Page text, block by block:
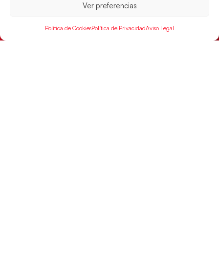
Ver preferencias
Política de CookiesPolítica de PrivacidadAviso Legal
un billete para las semifinales del Mundial
15:00 h, los cuartos de final del Campeonato del